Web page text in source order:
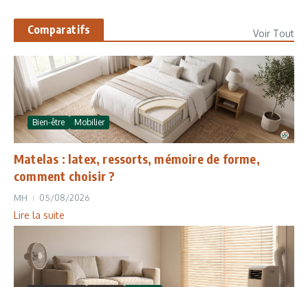
Comparatifs Voir Tout
Bien-être Mobilier
Matelas : latex, ressorts, mémoire de forme,
comment choisir ?
MH 05/08/2026
Lire la suite